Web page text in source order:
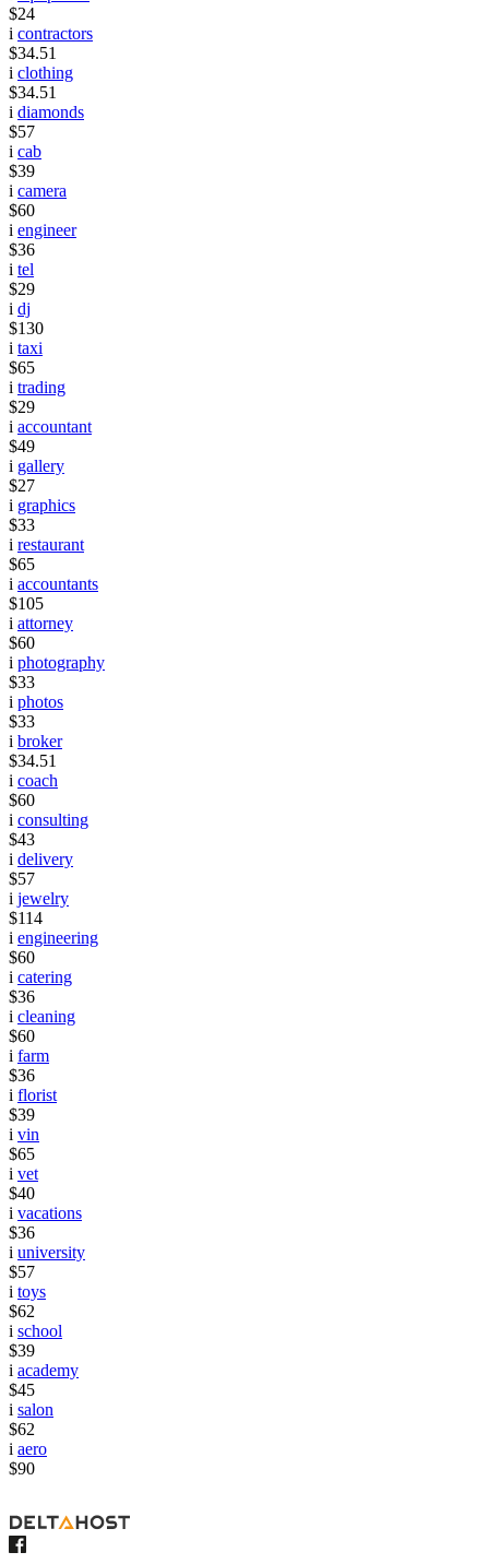
$24
i contractors
$34.51
i clothing
$34.51
i diamonds
$57
i cab
$39
i camera
$60
i engineer
$36
i tel
$29
i dj
$130
i taxi
$65
i trading
$29
i accountant
$49
i gallery
$27
i graphics
$33
i restaurant
$65
i accountants
$105
i attorney
$60
i photography
$33
i photos
$33
i broker
$34.51
i coach
$60
i consulting
$43
i delivery
$57
i jewelry
$114
i engineering
$60
i catering
$36
i cleaning
$60
i farm
$36
i florist
$39
i vin
$65
i vet
$40
i vacations
$36
i university
$57
i toys
$62
i school
$39
i academy
$45
i salon
$62
i aero
$90